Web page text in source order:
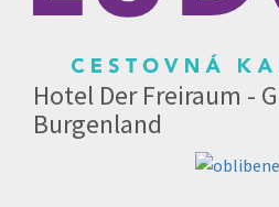
Hotel Der Freiraum -
Burgenland